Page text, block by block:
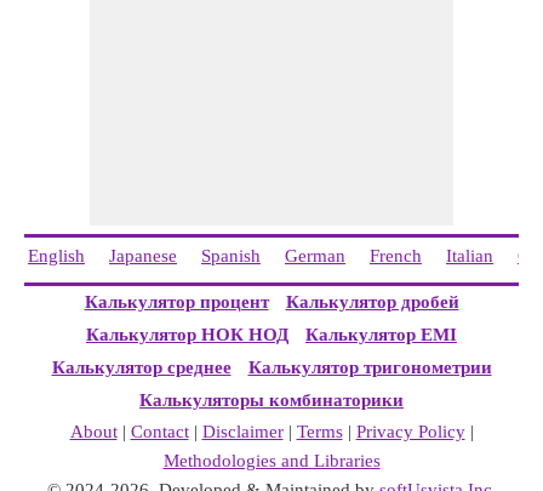
English Japanese Spanish German French Italian
Калькулятор процент
Калькулятор дробей
Калькулятор НОК НОД
Калькулятор EMI
Калькулятор среднее
Калькулятор тригонометрии
Калькуляторы комбинаторики
About| Contact| Disclaimer| Terms| Privacy Policy|
Methodologies and Libraries